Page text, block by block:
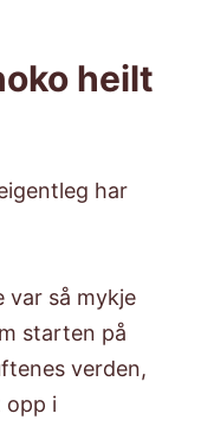
heilt
har
var så mykje
starten på
verden,
opp i